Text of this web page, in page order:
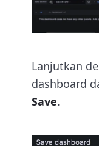
Lanjutkan
dashboard
Save.